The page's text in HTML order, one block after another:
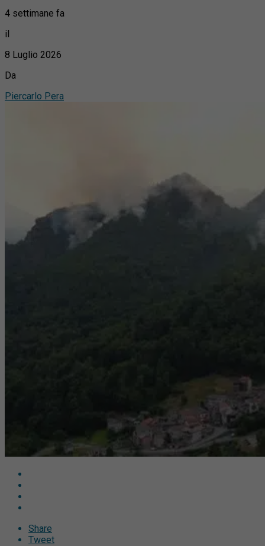
4 settimane fa
il
8 Luglio 2026
Da
Piercarlo Pera
Share
Tweet